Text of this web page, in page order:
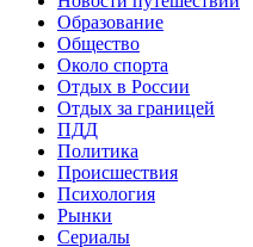
Образование
Общество
Около спорта
Отдых в России
Отдых за границей
ПДД
Политика
Происшествия
Психология
Рынки
Сериалы